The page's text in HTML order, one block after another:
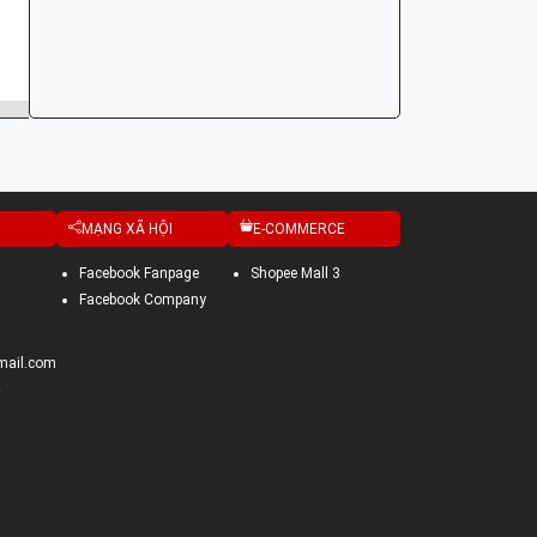
MẠNG XÃ HỘI
Facebook Fanpage
Facebook Company
E-COMMERCE
Shopee Mall 3